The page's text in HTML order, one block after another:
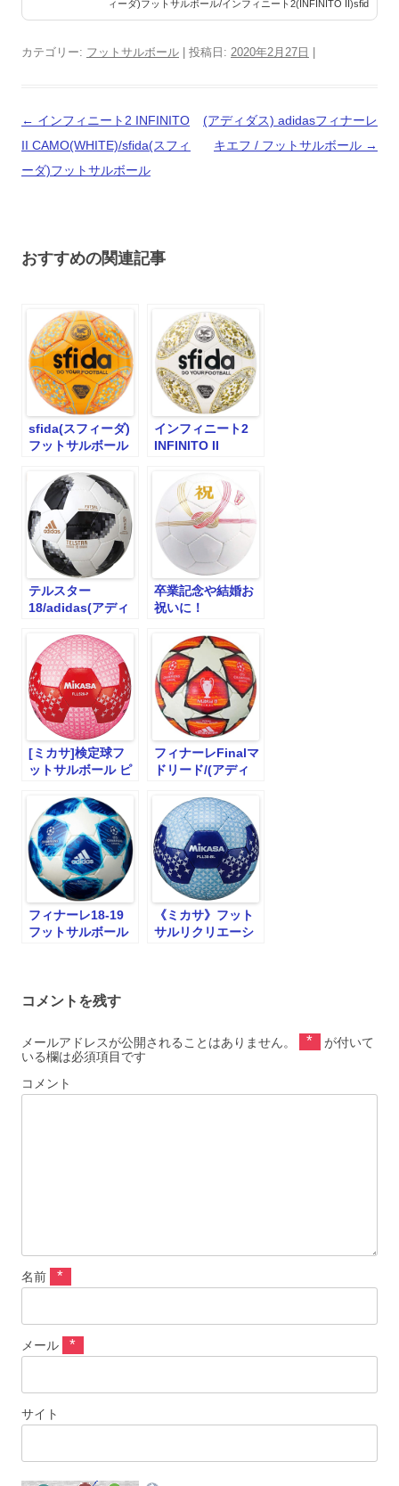
ィーダ)フットサルボール/インフィニート2(INFINITO II)sfid
a(スフィーダ)フットサルボール/インフィニート2(...
カテゴリー: フットサルボール | 投稿日: 2020年2月27日
投
稿
ナ
シ
← インフィニート2 INFINITO
II CAMO(WHITE)/sfida(スフィ
ーダ)フットサルボール
(アディダス) adidasフィナーレ
キエフ / フットサルボール →
おすすめの関連記事
sfida(スフィーダ)
フットサルボール
グ/ドット水玉イン
フィニート
2(INFINITO II)
インフィニート2
INFINITO II
フィーダ)フットサ
ルボール
テルスター
18/adidas(アディ
ール/AFF4300
卒業記念や結婚お
祝いに！
ットサルボー
ル/SFIDA(スフィ
ーダ)
[ミカサ]検定球フ
ットサルボール ピ
フィナーレFinalマ
ドリード/(アディ
トサルボール
フィナーレ18-19
フットサルボール
《ミカサ》フット
サルリクリエーシ
コメントを残す
メールアドレスが公開されることはありません。 *
が付いて
いる欄は必須項目です
コメント
名前 *
メール *
サイト